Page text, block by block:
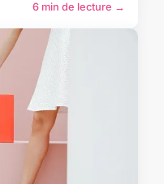
6 min de lecture →